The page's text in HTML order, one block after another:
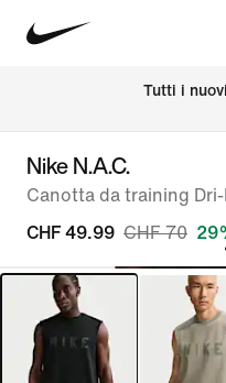
Tutti i
Nike N.A.C.
Canotta da training Dri-
CHF 49.99 CHF 70